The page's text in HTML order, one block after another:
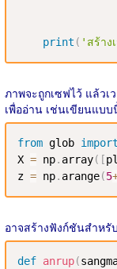
print ( 'สร้าง
ภาพจะถูกเซฟไว้ แล้ว
เพื่ออ่าน เช่นเขียนแบบ
from glob import
X = np. array( [
z = np. arange(5
อาจสร้างฟังก์ชันสำห
def anrup(